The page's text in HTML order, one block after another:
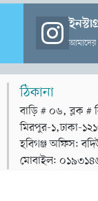
আমাদের
ঠিকানা
বাড়ি # ০৬, ব্লক
মিরপুর-১,ঢাকা-
হবিগঞ্জ অফিস:
মোবাইল: